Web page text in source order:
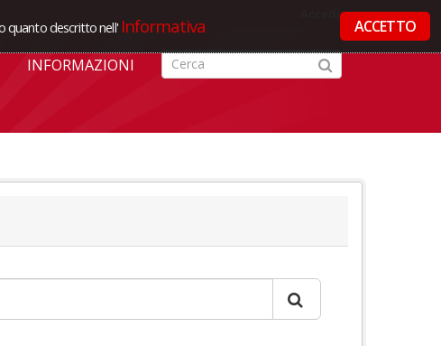
quanto descritto nell' Informativa ACCETTO
INFORMAZIONI